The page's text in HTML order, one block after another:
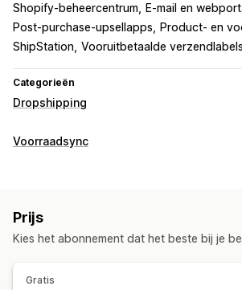
Shopify-beheercentrum E-mail en
Post-purchase-upsellapps
Product- en
ShipStation Vooruitbetaalde verzendlabels
Categorieën
Dropshipping
Producten die je kunt verkopen
Speelgoed en spellen
Huisdierproducten
Meubilair Bedrijf en
Voorraadsync
Barcodes
Automatisch Handmatig Bulk Realtime
Prijs
Kies het abonnement dat het beste bij je
Gratis